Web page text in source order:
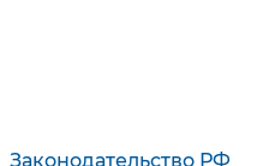
Законодательство РФ